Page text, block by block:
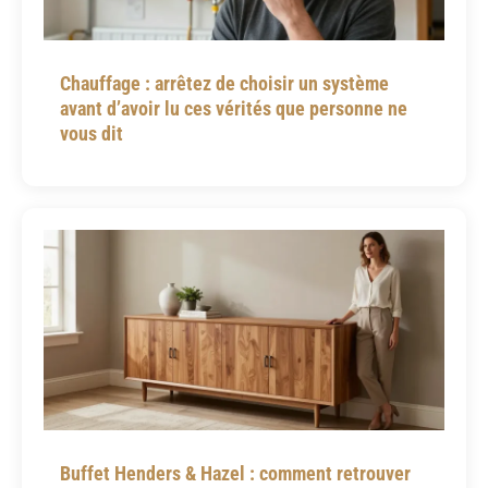
Chauffage : arrêtez de choisir un système
avant d’avoir lu ces vérités que personne ne
vous dit
Buffet Henders & Hazel : comment retrouver